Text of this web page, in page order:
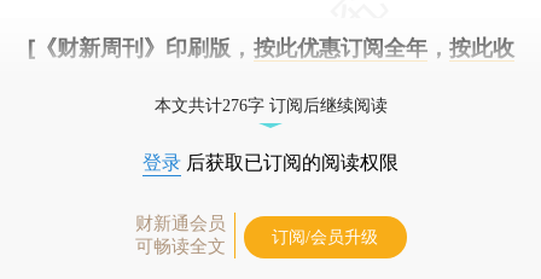
[《财新周刊》印刷版， 按此优惠订阅全年， 按此收
本文共计276字 订阅后继续阅读
登录 后获取已订阅的阅读权限
财新通会员
可畅读全文
订阅/会员升级